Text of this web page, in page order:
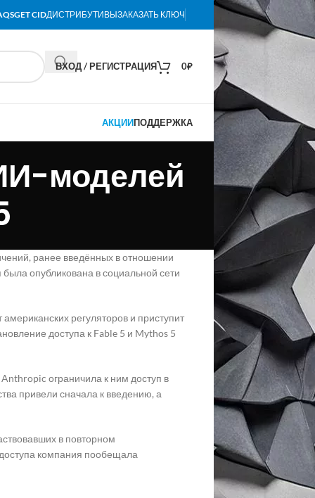
GET CIDДИСТРИБУТИВЫЗАКАЗАТЬ КЛЮЧ
ВХОД / РЕГИСТРАЦИЯ 0₽
АКЦИИПОДДЕРЖКА
моделей
ранее введённых в отношении
опубликована в социальной сети
регуляторов и приступит
доступа к Fable 5 и Mythos 5
ограничила к ним доступ в
привели сначала к введению, а
в повторном
компания пообещала